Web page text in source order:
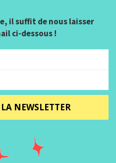
il suffit de nous laisser
ci-dessous !
NEWSLETTER